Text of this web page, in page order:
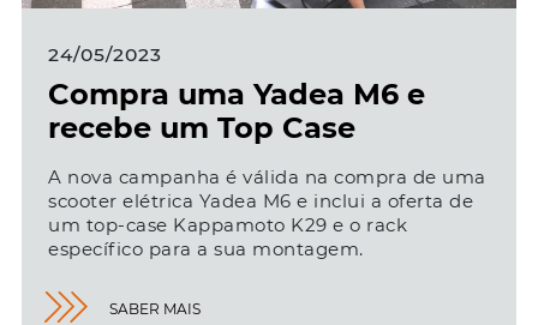
24/05/2023
Compra uma Yadea M6 e
recebe um Top Case
A nova campanha é válida na compra de uma
scooter elétrica Yadea M6 e inclui a oferta de
um top-case Kappamoto K29 e o rack
específico para a sua montagem.
SABER MAIS